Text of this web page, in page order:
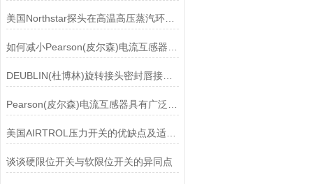
美国Northstar探头在高温高压蒸汽环境下的液位测量可靠性
DEUBLIN(杜博林)旋转接头密封唇接觖宽度和负载
美国AIRTROL压力开关的优缺点及适用范围讲解
谈谈硬限位开关与软限位开关的异同点